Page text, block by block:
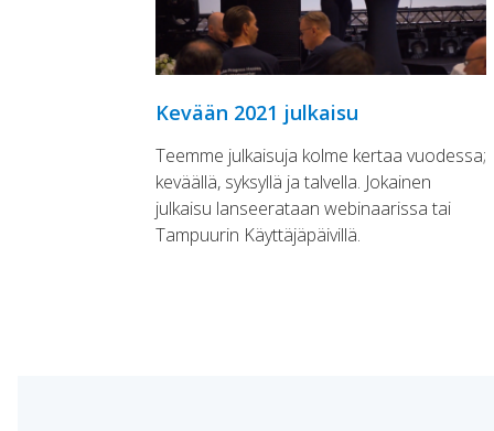
Kevään 2021 julkaisu
Teemme julkaisuja kolme kertaa vuodessa;
keväällä, syksyllä ja talvella. Jokainen
julkaisu lanseerataan webinaarissa tai
Tampuurin Käyttäjäpäivillä.